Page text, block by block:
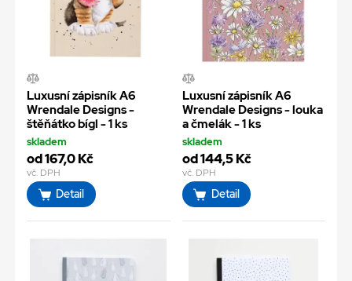
Luxusní zápisník A6
Wrendale Designs -
štěňátko bígl - 1 ks
skladem
od 167,0 Kč
vč. DPH
Detail
Luxusní zápisník A6
Wrendale Designs - louka
a čmelák - 1 ks
skladem
od 144,5 Kč
vč. DPH
Detail